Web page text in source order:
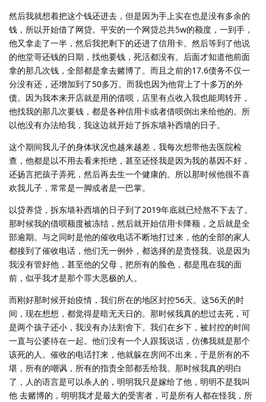
然后我就想着把这个钱还进去，但是因为手上实在也是没有多余的
钱，所以开始借了网贷。平安的一个网贷总共5w的额度，一到手，
他又拿走了一半，然后我把剩下的还进了信用卡。然后等到了他说
的他堂哥还钱的日期，找他要钱，死活都没有。后面才知道他前面
拿的那几次钱，全部都是拿去赌博了。而且之前的17.6债务不仅一
分没有还，还增加到了50多万。而我也因为他背上了十多万的外
债。因为我本来开店就是用的借呗，店里有点收入我也能周转开，
他找我的那几次要钱，都是各种信用卡或者借呗倒出来给他的。所
以他没有办法给我，我这边就开始了拆东墙补西墙的日子。
这个期间我儿子的身体状况也越来越差，我每次想带他去医院检
查，他都是以不用去看来拒绝，甚至还怪我是因为我的基因不好，
还扬言把孩子弄死，然后再去生一个健康的。所以那时候他很不喜
欢我儿子，常常是一脚或者是一巴掌。
以贷养贷，拆东墙补西墙的日子到了2019年底就已经熬不下去了。
那时候我的借呗额度被冻结，然后就开始信用卡降额，之后就是全
部逾期。与之同时是他的催收电话不断地打过来，他的全部的家人
都接到了催收电话，他们无一例外，都选择的是责怪我。说是因为
我没有管好他，甚至他的父母，把所有的脸色，都是甩在我的面
前，似乎我才是那个罪大恶极的人。
而刚好那时候开始疫情，我们所在的地区封控56天。这56天的时
间，现在想想，都觉得是暗无天日的。那时候我真的想过去死，可
是两个孩子还小，我没有办法割舍下。我们在乡下，被封控的时间
一直与公婆待在一起。他们没有一个人跟我说话，仿佛我就是那个
该死的人。催收的电话打来，他就躲在房间不出来，于是所有的不
堪，所有的嘲讽，所有的指责全部都丢给我。那时候我真的明白
了，人的语言是可以杀人的，明明我只是嫁给了他，明明不是我叫
他 去赌博的，明明我才是最大的受害者，可是所有人都在怪我，所